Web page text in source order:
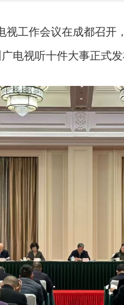
视工作会议在成都召开
电视听十件大事正式发